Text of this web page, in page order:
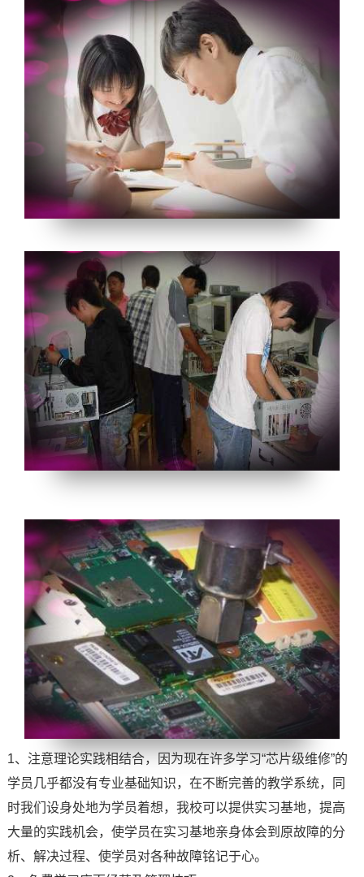
1、注意理论实践相结合，因为现在许多学习“芯片级维修”的
学员几乎都没有专业基础知识，在不断完善的教学系统，同
时我们设身处地为学员着想，我校可以提供实习基地，提高
大量的实践机会，使学员在实习基地亲身体会到原故障的分
析、解决过程、使学员对各种故障铭记于心。